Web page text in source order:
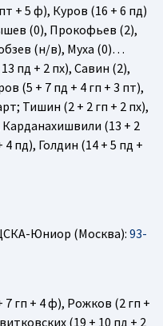
+ 5 ф), Куров (16 + 6 пд)
(0), Прокофьев (2),
(н/в), Муха (0)…
пд + 2 пх), Савин (2),
(5 + 7 пд + 4 гп + 3 пт),
Тишин (2 + 2 гп + 2 пх),
(13 + 2
пд), Голдин (14 + 5 пд +
Юниор (Москва): 93-
7 гп + 4 ф), Рожков (2 гп +
(19 + 10 пд + 2